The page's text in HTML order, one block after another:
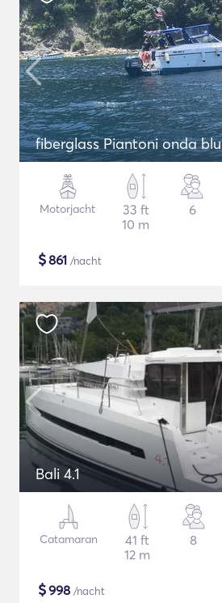
fiberglass Piantoni onda blu
Motorjacht
33 ft
10 m
6
$861 /nacht
Bali 4.1
Catamaran
41 ft
12 m
8
$998 /nacht